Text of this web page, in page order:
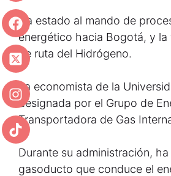
Ha estado al mando de
energético hacia Bogotá, y la
de ruta del Hidrógeno.
La economista de la
designada por el Grupo de
Transportadora de Gas
Durante su administración,
gasoducto que conduce el